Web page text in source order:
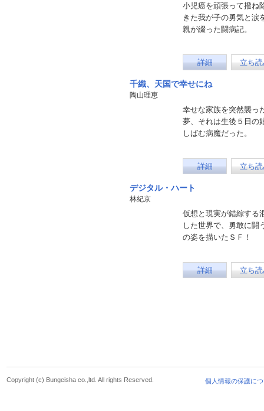
小児癌を頑張って撥ね
きた我が子の勇気と涙
親が綴った闘病記。
詳細 立ち
千織、天国で幸せにね
陶山理恵
幸せな家族を突然襲っ
夢、それは生後５日の
しばむ病魔だった。
詳細 立ち
デジタル・ハート
林紀京
仮想と現実が錯綜する
した世界で、勇敢に闘
の姿を描いたＳＦ！
詳細 立ち
個人情報の保護に
Copyright (c) Bungeisha co.,ltd. All rights Reserved.